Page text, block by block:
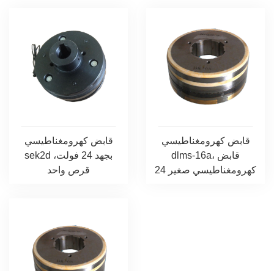
قابض كهرومغناطيسي
sek2d بجهد 24 فولت،
قرص واحد
قابض كهرومغناطيسي
dlms-16a، قابض
كهرومغناطيسي صغير 24